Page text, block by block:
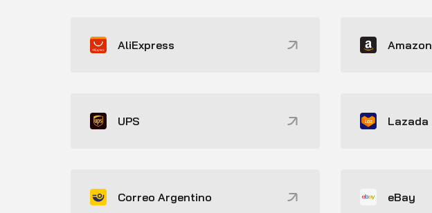
AliExpress Amazon
UPS Lazada
Correo Argentino eBay